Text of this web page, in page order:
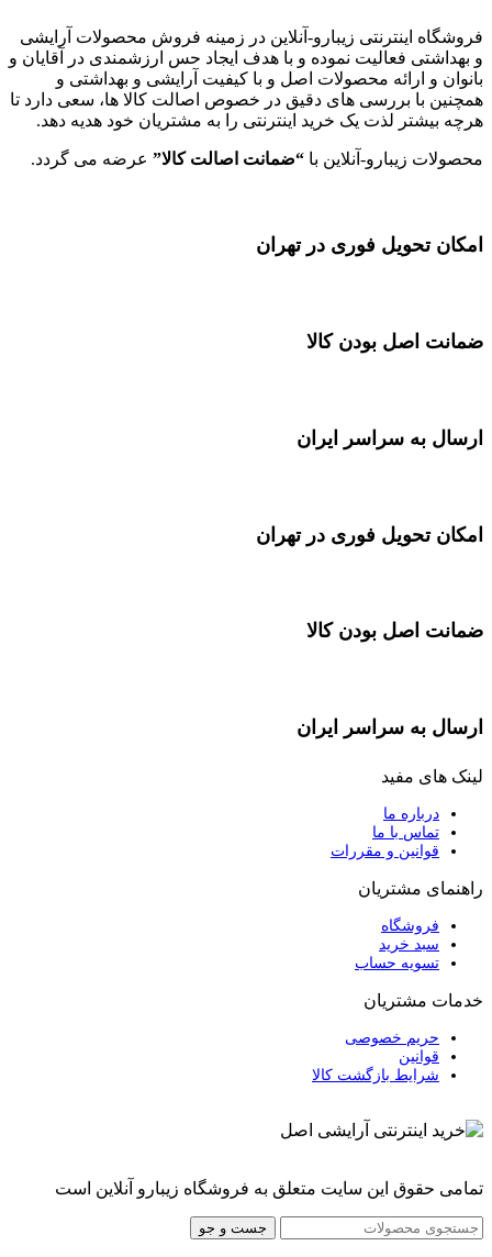
فروشگاه اینترنتی زیبارو-آنلاین در زمینه فروش محصولات آرایشی
و بهداشتی فعالیت نموده و با هدف ایجاد حس ارزشمندی در آقایان و
بانوان و ارائه محصولات اصل و با کیفیت آرایشی و بهداشتی و
همچنین با بررسی های دقیق در خصوص اصالت کالا ها، سعی دارد تا
هرچه بیشتر لذت یک خرید اینترنتی را به مشتریان خود هدیه دهد.
محصولات زیبارو-آنلاین با “ضمانت اصالت کالا” عرضه می گردد.
امکان تحویل فوری در تهران
ضمانت اصل بودن کالا
ارسال به سراسر ایران
امکان تحویل فوری در تهران
ضمانت اصل بودن کالا
ارسال به سراسر ایران
لینک های مفید
درباره ما
تماس با ما
قوانین و مقررات
راهنمای مشتریان
فروشگاه
سبد خرید
تسویه حساب
خدمات مشتریان
حریم خصوصی
قوانین
شرایط بازگشت کالا
تمامی حقوق این سایت متعلق به فروشگاه زیبارو آنلاین است
جست و جو